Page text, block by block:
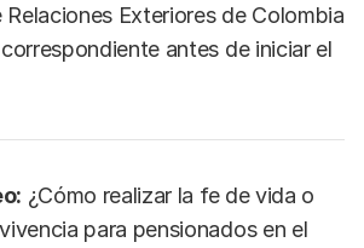
Exteriores de Colombia
antes de iniciar el
¿Cómo realizar la fe de vida o
para pensionados en el